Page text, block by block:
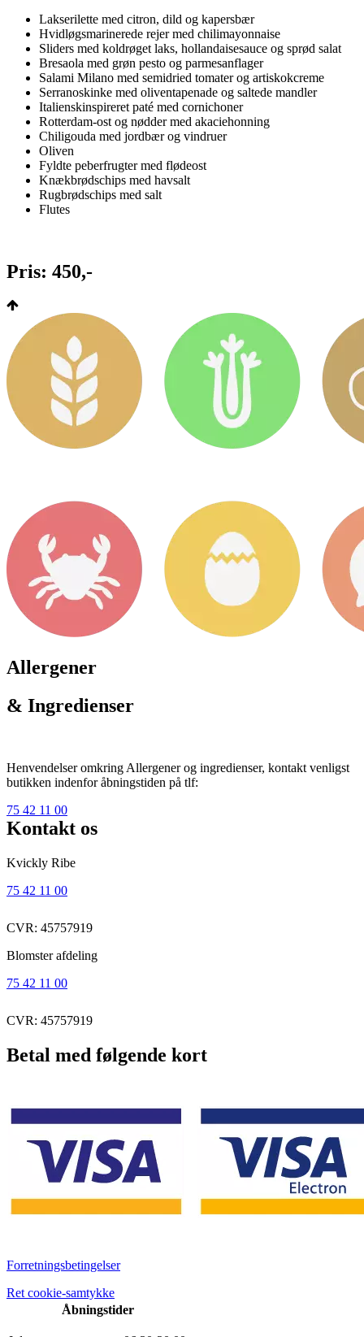
Lakserilette med citron, dild og kapersbær
Hvidløgsmarinerede rejer med chilimayonnaise
Sliders med koldrøget laks, hollandaisesauce og sprød salat
Bresaola med grøn pesto og parmesanflager
Salami Milano med semidried tomater og artiskokcreme
Serranoskinke med oliventapenade og saltede mandler
Italienskinspireret paté med cornichoner
Rotterdam-ost og nødder med akaciehonning
Chiligouda med jordbær og vindruer
Oliven
Fyldte peberfrugter med flødeost
Knækbrødschips med havsalt
Rugbrødschips med salt
Flutes
Pris: 450,-
Allergener
& Ingredienser
Henvendelser omkring Allergener og ingredienser, kontakt venligst
butikken indenfor åbningstiden på tlf:
75 42 11 00
Kontakt os
Kvickly Ribe
75 42 11 00
CVR: 45757919
Blomster afdeling
75 42 11 00
CVR: 45757919
Betal med følgende kort
Forretningsbetingelser
Ret cookie-samtykke
Åbningstider